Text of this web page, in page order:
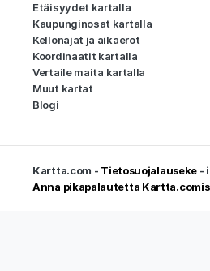
Etäisyydet kartalla
Kaupunginosat kartalla
Kellonajat ja aikaerot
Koordinaatit kartalla
Vertaile maita kartalla
Muut kartat
Blogi
Kartta.com - Tietosuojalauseke -
Anna pikapalautetta